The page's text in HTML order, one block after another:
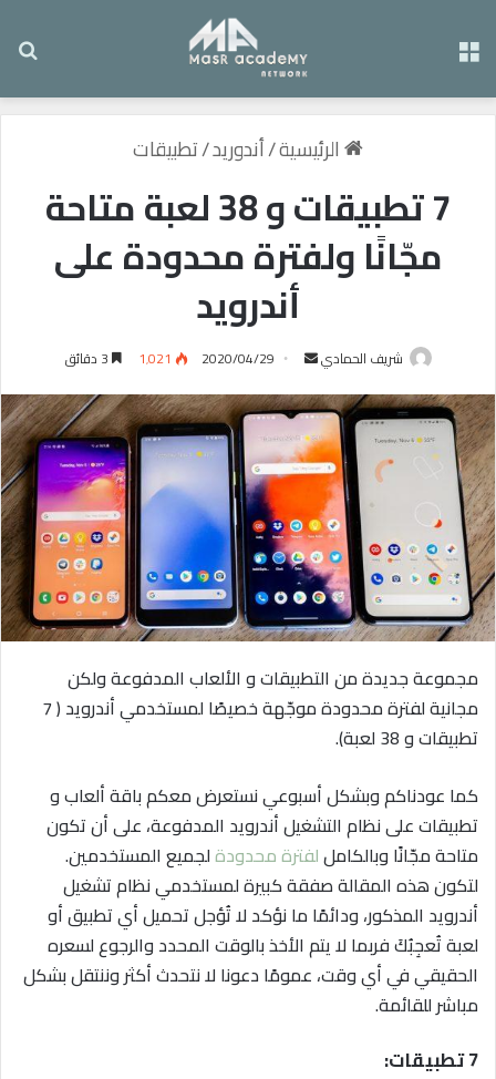
الرئيسية/أندوريد/تطبيقات
7 تطبيقات و 38 لعبة متاحة
مجّانًا ولفترة محدودة على
أندرويد
شريف الحمادي
س
ل
ب
ي
د
ا
إ
ل
ت
ر
ا
2020/04/29 1٬021
مجموعة جديدة من التطبيقات و الألعاب المدفوعة ولكن
مجانية لفترة محدودة موجّهة خصيصًا لمستخدمي أندرويد ( 7
تطبيقات و 38 لعبة).
كما عودناكم وبشكل أسبوعي نستعرض معكم باقة ألعاب و
تطبيقات على نظام التشغيل أندرويد المدفوعة، على أن تكون
متاحة مجّانًا وبالكامللفترة محدودةلجميع المستخدمين.
لتكون هذه المقالة صفقة كبيرة لمستخدمي نظام تشغيل
أندرويد المذكور، ودائمًا ما نؤكد لا تُؤجل تحميل أي تطبيق أو
لعبة تُعجِبُكَ فربما لا يتم الأخذ بالوقت المحدد والرجوع لسعره
الحقيقي في أي وقت، عمومًا دعونا لا نتحدث أكثر وننتقل بشكل
مباشر للقائمة.
7 تطبيقات: